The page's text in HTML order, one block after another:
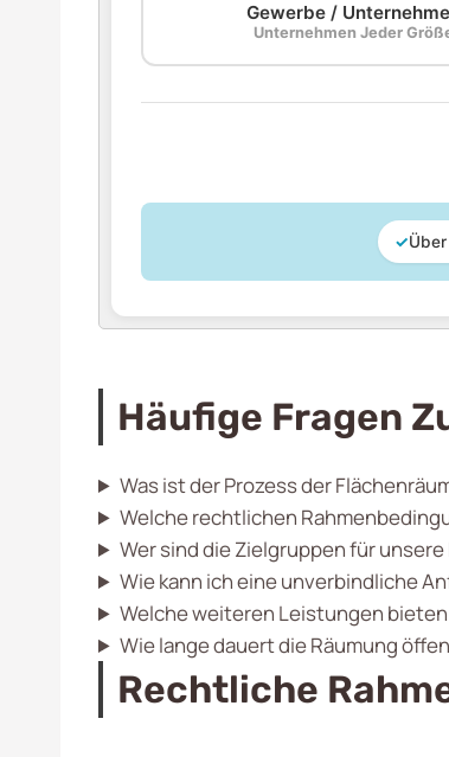
Gewerbe /
Unternehmen Jeder
✓
Häufige Fragen
Was ist der Prozess der
Welche rechtlichen
Wer sind die Zielgruppen für
Wie kann ich eine unverbindliche
Welche weiteren Leistungen bieten
Wie lange dauert die Räumung
Rechtliche